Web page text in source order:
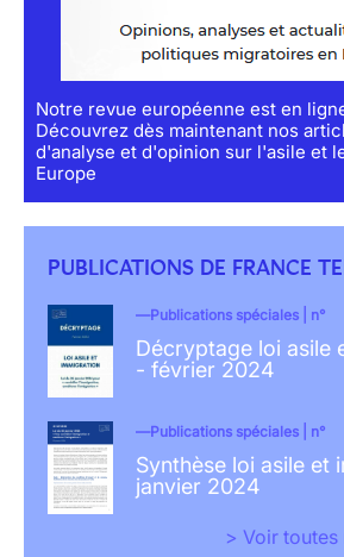
Notre revue européenne est en
Découvrez dès maintenant nos
d'analyse et d'opinion sur l'asile et
Europe
PUBLICATIONS DE FRANCE
Publications spéciales | n°
Décryptage loi asile
- février 2024
Publications spéciales | n°
Synthèse loi asile et
janvier 2024
> Voir